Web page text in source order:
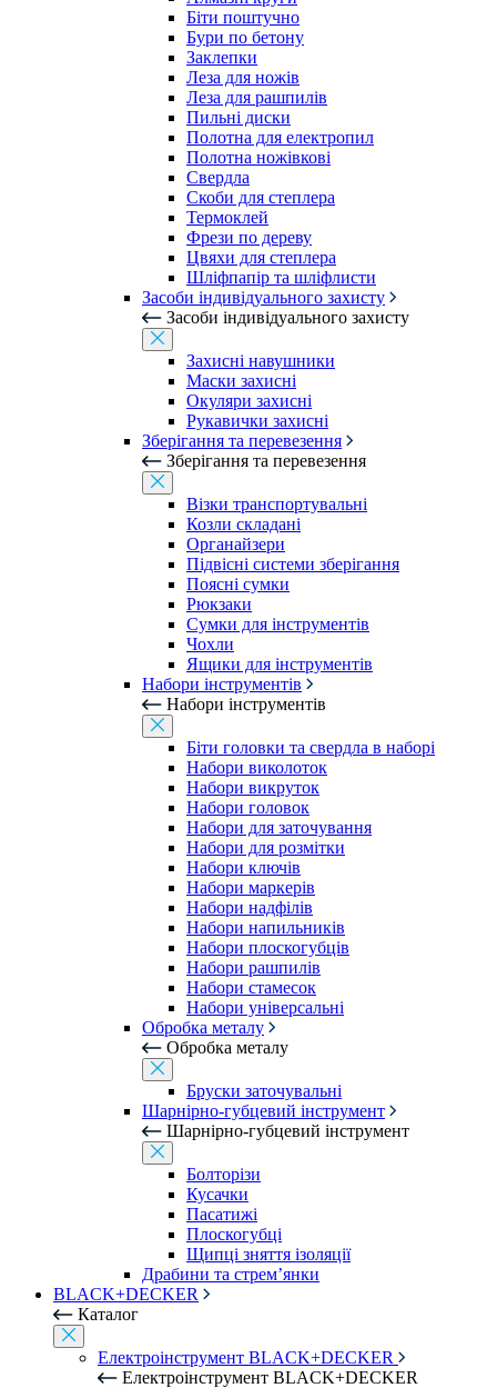
Біти поштучно
Бури по бетону
Заклепки
Леза для ножів
Леза для рашпилів
Пильні диски
Полотна для електропил
Полотна ножівкові
Свердла
Скоби для степлера
Термоклей
Фрези по дереву
Цвяхи для степлера
Шліфпапір та шліфлисти
Засоби індивідуального захисту
Засоби індивідуального захисту
Захисні навушники
Маски захисні
Окуляри захисні
Рукавички захисні
Зберігання та перевезення
Зберігання та перевезення
Візки транспортувальні
Козли складані
Органайзери
Підвісні системи зберігання
Поясні сумки
Рюкзаки
Сумки для інструментів
Чохли
Ящики для інструментів
Набори інструментів
Набори інструментів
Біти головки та свердла в наборі
Набори виколоток
Набори викруток
Набори головок
Набори для заточування
Набори для розмітки
Набори ключів
Набори маркерів
Набори надфілів
Набори напильників
Набори плоскогубців
Набори рашпилів
Набори стамесок
Набори універсальні
Обробка металу
Обробка металу
Бруски заточувальні
Шарнірно-губцевий інструмент
Шарнірно-губцевий інструмент
Болторізи
Кусачки
Пасатижі
Плоскогубці
Щипці зняття ізоляції
Драбини та стрем’янки
BLACK+DECKER
Каталог
Електроінструмент BLACK+DECKER
Електроінструмент BLACK+DECKER